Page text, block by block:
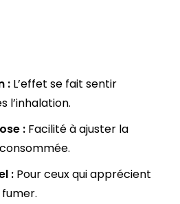
: L’effet se fait sentir
l’inhalation.
: Facilité à ajuster la
: Pour ceux qui apprécient